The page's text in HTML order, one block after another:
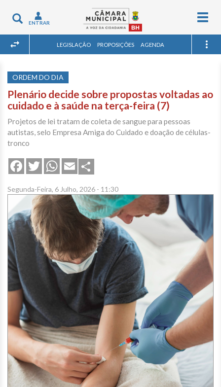
Toggle
navigation
ENTRAR
LEGISLAÇÃO PROPOSIÇÕES AGENDA
ORDEM DO DIA
Plenário decide sobre propostas voltadas ao
cuidado e à saúde na terça-feira (7)
Projetos de lei tratam de coleta de sangue para pessoas
autistas, selo Empresa Amiga do Cuidado e doação de células-
tronco
FacebookTwitterWhatsApp
Email
Segunda-Feira, 6 Julho, 2026 - 11:30